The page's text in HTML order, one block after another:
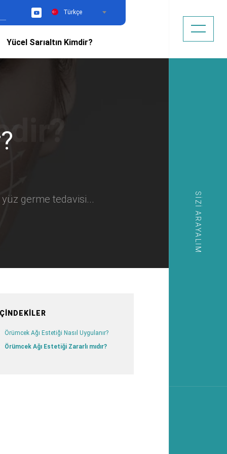
YouTubeTürkçe
Yücel Sarıaltın Kimdir?
SIZI ARAYALIM
germe tedavisi...
Örümcek Ağı Estetiği Nasıl Uygulanır?
Örümcek Ağı Estetiği Zararlı mıdır?